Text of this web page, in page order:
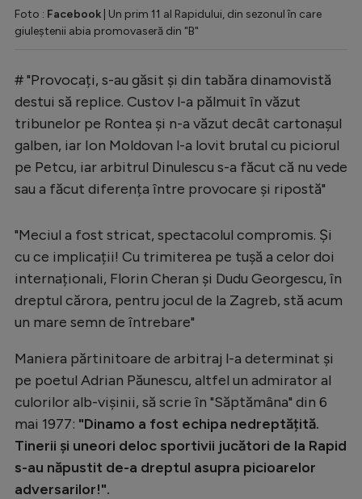
Foto : Facebook | Un prim 11 al Rapidului, din sezonul în care
giuleștenii abia promovaseră din "B"
# "Provocați, s-au găsit și din tabăra dinamovistă
destui să replice. Custov l-a pălmuit în văzut
tribunelor pe Rontea și n-a văzut decât cartonașul
galben, iar Ion Moldovan l-a lovit brutal cu piciorul
pe Petcu, iar arbitrul Dinulescu s-a făcut că nu vede
sau a făcut diferența între provocare și ripostă"
"Meciul a fost stricat, spectacolul compromis. Și
cu ce implicații! Cu trimiterea pe tușă a celor doi
internaționali, Florin Cheran și Dudu Georgescu, în
dreptul cărora, pentru jocul de la Zagreb, stă acum
un mare semn de întrebare"
Maniera părtinitoare de arbitraj l-a determinat și
pe poetul Adrian Păunescu, altfel un admirator al
culorilor alb-vișinii, să scrie în "Săptămâna" din 6
mai 1977: "Dinamo a fost echipa nedreptățită.
Tinerii și uneori deloc sportivii jucători de la Rapid
s-au năpustit de-a dreptul asupra picioarelor
adversarilor!".